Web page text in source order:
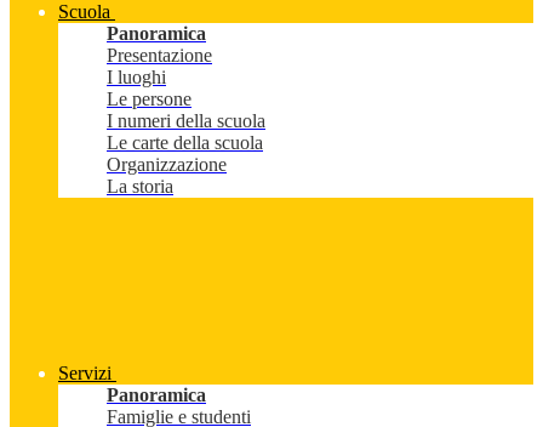
Scuola
Panoramica
Presentazione
I luoghi
Le persone
I numeri della scuola
Le carte della scuola
Organizzazione
La storia
Servizi
Panoramica
Famiglie e studenti